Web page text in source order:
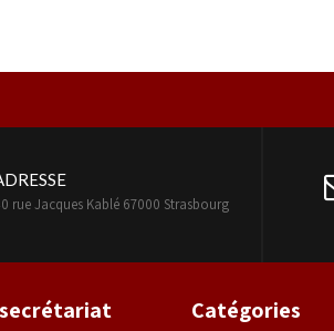
rue Jacques Kablé 67000 Strasbourg
Catégories